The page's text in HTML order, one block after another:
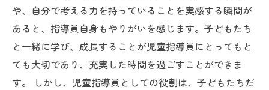
や、自分で考える力を持っていることを実感する瞬間が
あると、指導員自身もやりがいを感じます。子どもたち
と一緒に学び、成長することが児童指導員にとってもと
ても大切であり、充実した時間を過ごすことができま
す。 しかし、児童指導員としての役割は、子どもたちだ